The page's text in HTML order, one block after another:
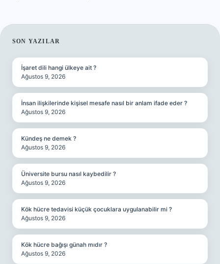
SIDEBAR
SON YAZILAR
İşaret dili hangi ülkeye ait ?
Ağustos 9, 2026
İnsan ilişkilerinde kişisel mesafe nasıl bir anlam ifade eder ?
Ağustos 9, 2026
Kündeş ne demek ?
Ağustos 9, 2026
Üniversite bursu nasıl kaybedilir ?
Ağustos 9, 2026
Kök hücre tedavisi küçük çocuklara uygulanabilir mi ?
Ağustos 9, 2026
Kök hücre bağışı günah mıdır ?
Ağustos 9, 2026